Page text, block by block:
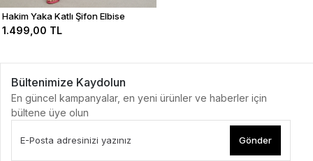
Hakim Yaka Katlı Şifon Elbise
1.499,00 TL
Bültenimize Kaydolun
En güncel kampanyalar, en yeni ürünler ve haberler için
bültene üye olun
Gönder